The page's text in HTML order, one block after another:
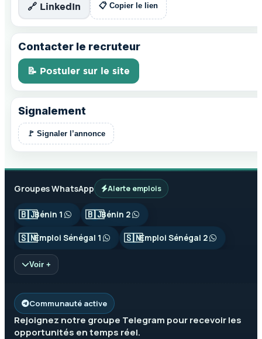
🔗 LinkedIn 📋 Copier le lien
Contacter le recruteur
📝 Postuler sur le site
Signalement
🚩 Signaler l’annonce
Groupes WhatsApp Alerte emplois
🇧🇯Bénin 1 🇧🇯Bénin 2
🇸🇳Emploi Sénégal 1 🇸🇳Emploi Sénégal 2
Voir +
Communauté active
Rejoignez notre groupe Telegram pour recevoir les
opportunités en temps réel.